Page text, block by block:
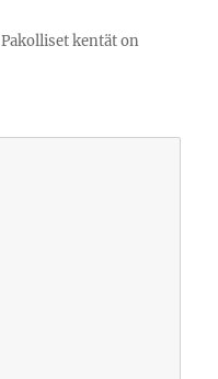
Pakolliset kentät on